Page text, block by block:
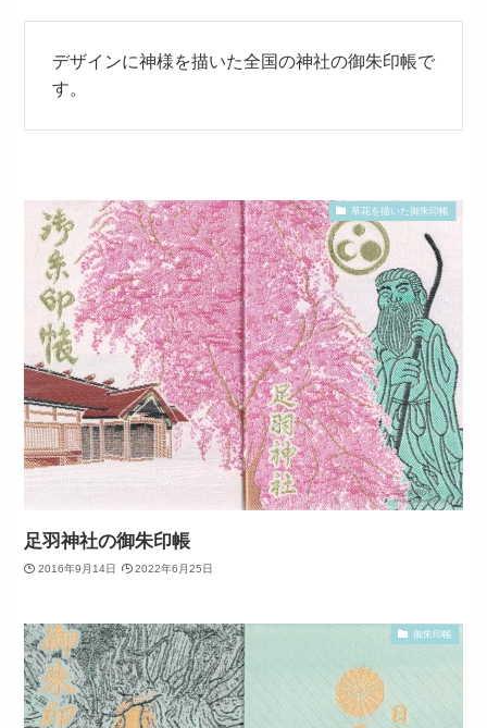
デザインに神様を描いた全国の神社の御朱印帳で
す。
草花を描いた御朱印帳
足羽神社の御朱印帳
2016年9月14日 2022年6月25日
御朱印帳